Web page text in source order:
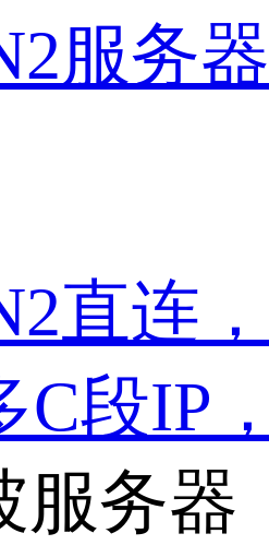
服务器
直连
C段IP
服务器